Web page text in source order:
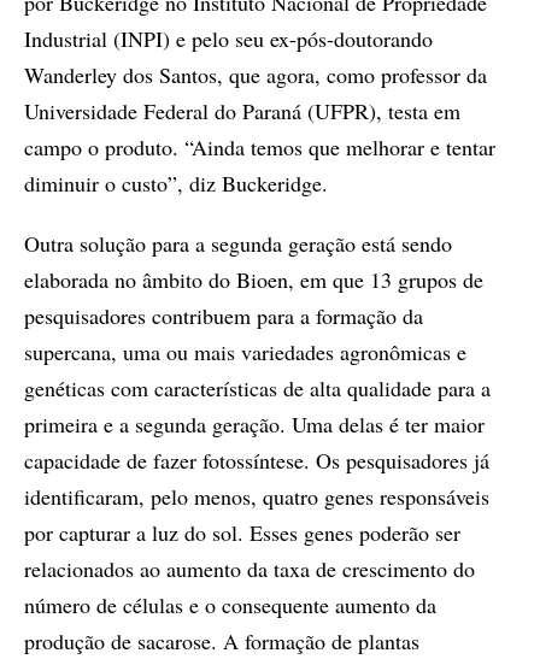
Industrial (INPI) e pelo seu ex-pós-doutorando
Wanderley dos Santos, que agora, como professor da
Universidade Federal do Paraná (UFPR), testa em
campo o produto. “Ainda temos que melhorar e tentar
diminuir o custo”, diz Buckeridge.
Outra solução para a segunda geração está sendo
elaborada no âmbito do Bioen, em que 13 grupos de
pesquisadores contribuem para a formação da
supercana, uma ou mais variedades agronômicas e
genéticas com características de alta qualidade para a
primeira e a segunda geração. Uma delas é ter maior
capacidade de fazer fotossíntese. Os pesquisadores já
identificaram, pelo menos, quatro genes responsáveis
por capturar a luz do sol. Esses genes poderão ser
relacionados ao aumento da taxa de crescimento do
número de células e o consequente aumento da
produção de sacarose. A formação de plantas